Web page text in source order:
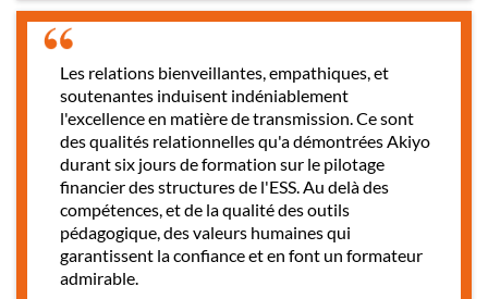
Les relations bienveillantes, empathiques, et
soutenantes induisent indéniablement
l'excellence en matière de transmission. Ce sont
des qualités relationnelles qu'a démontrées Akiyo
durant six jours de formation sur le pilotage
financier des structures de l'ESS. Au delà des
compétences, et de la qualité des outils
pédagogique, des valeurs humaines qui
garantissent la confiance et en font un formateur
admirable.